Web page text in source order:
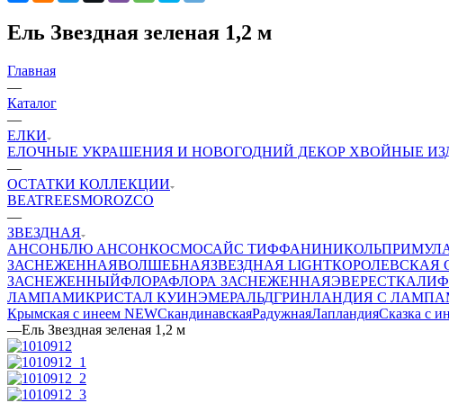
Ель Звездная зеленая 1,2 м
Главная
—
Каталог
—
ЕЛКИ
ЕЛОЧНЫЕ УКРАШЕНИЯ И НОВОГОДНИЙ ДЕКОР ХВОЙНЫЕ
—
ОСТАТКИ КОЛЛЕКЦИИ
BEATREESMOROZCO
—
ЗВЕЗДНАЯ
АНСОНБЛЮ АНСОНКОСМОСАЙС ТИФФАНИНИКОЛЬ
ЗАСНЕЖЕННАЯВОЛШЕБНАЯЗВЕЗДНАЯ LIGHT
ЗАСНЕЖЕННЫЙФЛОРАФЛОРА ЗАСНЕЖЕННАЯЭВЕРЕСТ
ЛАМПАМИКРИСТАЛ КУИНЭМЕРАЛЬДГРИНЛАНДИЯ С
Крымская с инеем NEWСкандинавскаяРадужнаяЛапландияСказка с
—Ель Звездная зеленая 1,2 м